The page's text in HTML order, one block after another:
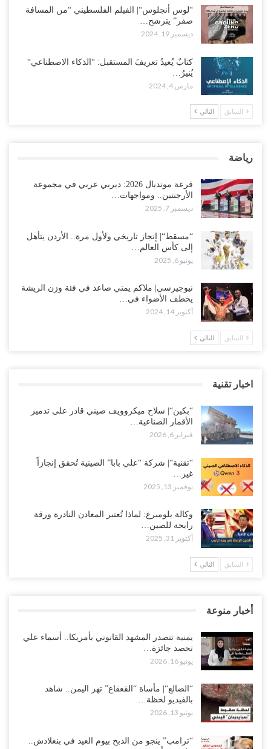
“لوس أنجلوس“| الفيلم الفلسطيني “من المسافة
صفر” يترشح…
ديسمبر 19, 2024
كتابٌ يُعيدُ تعريفَ المستقبل: “الذكاء الاصطناعي“
يُنيرُ…
مارس 4, 2024
السابق التالي
رياضة
قرعة مونديال 2026: ديربي عربي في مجموعة
الأرجنتين.. ومواجهات…
ديسمبر 7, 2025
“مسقط“| إنجاز تاريخي ولأول مرة.. الأردن يتأهل
إلى كأس العالم…
يونيو 6, 2025
نيوجيرسي| ملاكم يمني صاعد في فئة وزن الريشة
يخطف الأضواء في…
أكتوبر 14, 2024
السابق التالي
اخبار تقنية
“بكين“| سلاح ميكروويف صيني قادر على تدمير
الأقمار الصناعية…
فبراير 6, 2026
“تقنية“| شركة “علي بابا” الصينية تُحقق إنجازاً
غير…
نوفمبر 13, 2025
وكالة بلومبرغ: لماذا تُعتبر المعادن النادرة ورقة
رابحة للصين…
أكتوبر 31, 2025
السابق التالي
أخبار منوعة
يمنية تتصدر المشهد القانوني بأمريكا.. أسماء علي
تحصد جائزة…
يونيو 16, 2026
“الضالع“| مأساة “القعقاع” تهز اليمن.. شاهد
بالفيديو لحظة…
يونيو 13, 2026
“ترامب” ينجو من الذبح بيوم العيد في بنغلادش..